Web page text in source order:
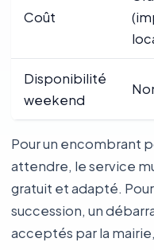
Coût
Disponibilité
weekend
Pour un encombrant
attendre, le service
gratuit et adapté.
succession, un
acceptés par la